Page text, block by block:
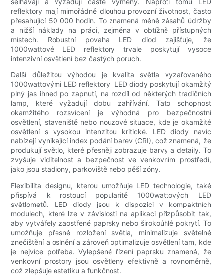
reflektory mají mimořádně dlouhou provozní životnost, často
přesahující 50 000 hodin. To znamená méně zásahů údržby
a nižší náklady na práci, zejména v obtížně přístupných
místech. Robustní povaha LED diod zajišťuje, že
1000wattové LED reflektory trvale poskytují vysoce
intenzivní osvětlení bez častých poruch.
Další důležitou výhodou je kvalita světla vyzařovaného
1000wattovými LED reflektory. LED diody poskytují okamžitý
plný jas ihned po zapnutí, na rozdíl od některých tradičních
lamp, které vyžadují dobu zahřívání. Tato schopnost
okamžitého rozsvícení je výhodná pro bezpečnostní
osvětlení, staveniště nebo nouzové situace, kde je okamžité
osvětlení s vysokou intenzitou kritické. LED diody navíc
nabízejí vynikající index podání barev (CRI), což znamená, že
produkují světlo, které přesněji zobrazuje barvy a detaily. To
zvyšuje viditelnost a bezpečnost ve venkovním prostředí,
jako jsou stadiony, parkoviště nebo pěší zóny.
Flexibilita designu, kterou umožňuje LED technologie, také
přispívá k rostoucí popularitě 1000wattových LED
světlometů. LED diody jsou k dispozici v kompaktních
modulech, které lze v závislosti na aplikaci přizpůsobit tak,
aby vytvářely zaostřené paprsky nebo širokoúhlé pokrytí. To
umožňuje přesné rozložení světla, minimalizuje světelné
znečištění a oslnění a zároveň optimalizuje osvětlení tam, kde
je nejvíce potřeba. Vylepšené řízení paprsku znamená, že
venkovní prostory jsou osvětleny efektivně a rovnoměrně,
což zlepšuje estetiku a funkčnost.